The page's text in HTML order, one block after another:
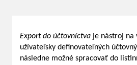
Export do účtovníctva je nástroj na
užívateľsky definovateľných
následne možné spracovať do